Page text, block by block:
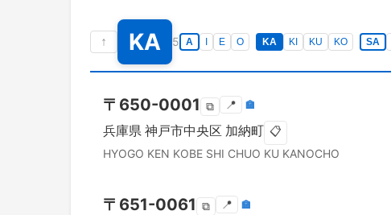
↑ KA 5 A E O KA KI KU KO SA
〒 650-0001 ⧉ 📍 🏣
兵庫県 神戸市中央区 加納町 📋
HYOGO KEN KOBE SHI CHUO KU KANOCHO
〒 651-0061 ⧉ 📍 🏣